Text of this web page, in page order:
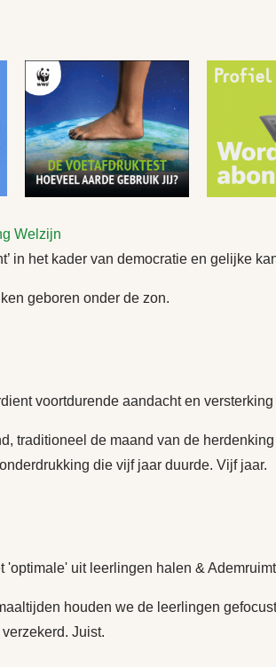
Welzijn
in het kader van democratie en gelijke
geboren onder de zon.
voortdurende aandacht en versterking
traditioneel de maand van de
die vijf jaar duurde. Vijf jaar.
'optimale' uit leerlingen halen &
houden we de leerlingen
Juist.